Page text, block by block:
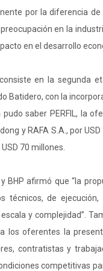
por la diferencia de
en la
en el desarrollo
en la segunda
Batidero, con la
saber PERFIL, la
y RAFA S.A., por
70 millones.
BHP afirmó que “la
técnicos, de
y complejidad”.
los oferentes la
contratistas y
competitivas